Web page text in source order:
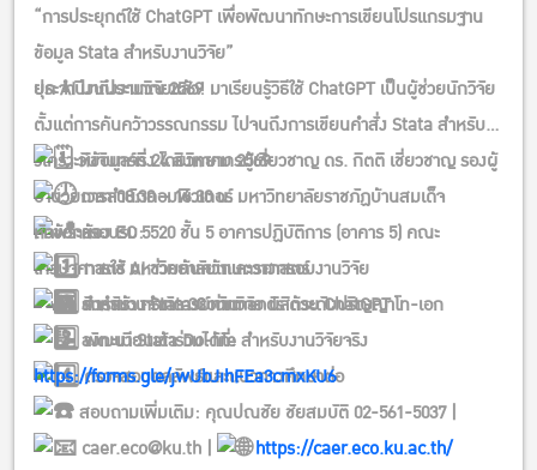
“การประยุกต์ใช้ ChatGPT เพื่อพัฒนาทักษะการเขียนโปรแกรมฐาน
ข้อมูล Stata สำหรับงานวิจัย”
ประจำปีงบประมาณ 2569
ยุค AI มาถึงงานวิจัยแล้ว! มาเรียนรู้วิธีใช้ ChatGPT เป็นผู้ช่วยนักวิจัย
ตั้งแต่การค้นคว้าวรรณกรรม ไปจนถึงการเขียนคำสั่ง Stata สำหรับ
วิเคราะห์ข้อมูลจริง โดยวิทยากรผู้เชี่ยวชาญ ดร. กิตติ เชี่ยวชาญ รองผู้
อำนวยการสำนักคอมพิวเตอร์ มหาวิทยาลัยราชภัฏบ้านสมเด็จ
เจ้าพระยา
วันจันทร์ที่ 24 สิงหาคม 2569
เวลา 08.30 – 16.30 น.
ห้อง EC 5520 ชั้น 5 อาคารปฏิบัติการ (อาคาร 5) คณะ
เศรษฐศาสตร์ มหาวิทยาลัยเกษตรศาสตร์
รับจำนวนจำกัด 30 ท่าน
หัวข้อการอบรม:
การใช้ AI ช่วยค้นคว้าและวางกรอบงานวิจัย
การสร้าง Stata Commands ด้วย ChatGPT
พัฒนา Stata Do-file สำหรับงานวิจัยจริง
ตรวจสอบผลลัพธ์และแนวทางศึกษาต่อ
สำหรับ: คณาจารย์ นักวิจัย นิสิตระดับปริญญาโท-เอก
ลงทะเบียนเข้าร่วมได้ที่:
https://forms.gle/jwUbJihFEa3cmxKU6
สอบถามเพิ่มเติม: คุณปณชัย ชัยสมบัติ 02-561-5037 |
caer.eco@ku.th |
https://caer.eco.ku.ac.th/